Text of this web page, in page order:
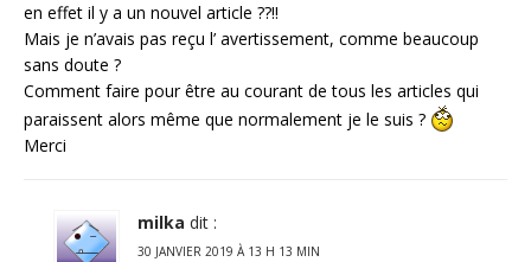
en effet il y a un nouvel article ??!!
Mais je n’avais pas reçu l’ avertissement, comme beaucoup
sans doute ?
Comment faire pour être au courant de tous les articles qui
paraissent alors même que normalement je le suis ?
Merci
milka dit :
30 JANVIER 2019 À 13 H 13 MIN